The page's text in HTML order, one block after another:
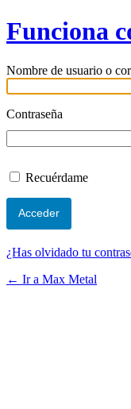
Funciona
Nombre de usuario o
Contraseña
Recuérdame
¿Has olvidado tu
← Ir a Max Metal